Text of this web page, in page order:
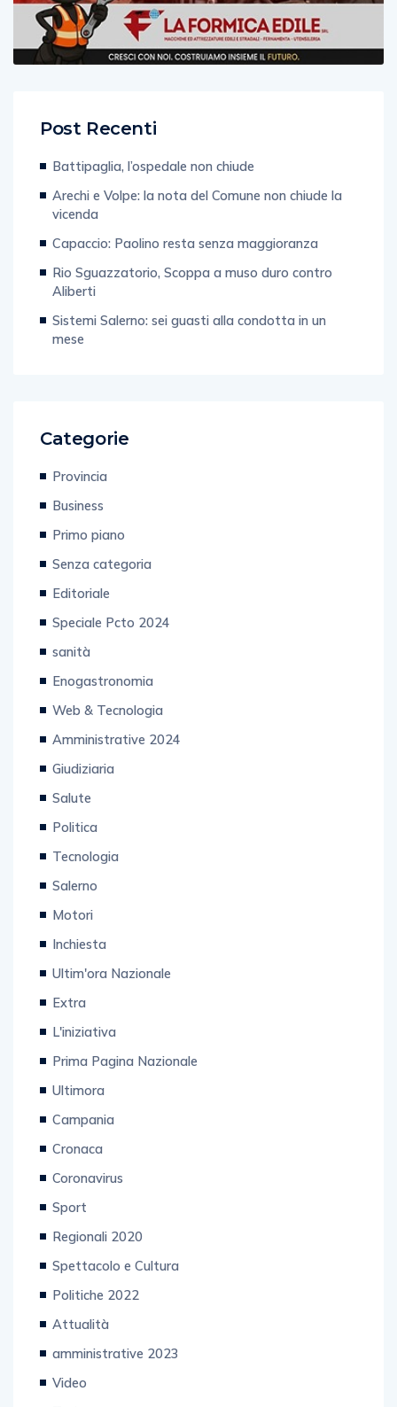
Post Recenti
Battipaglia, l’ospedale non chiude
Arechi e Volpe: la nota del Comune non chiude la
vicenda
Capaccio: Paolino resta senza maggioranza
Rio Sguazzatorio, Scoppa a muso duro contro
Aliberti
Sistemi Salerno: sei guasti alla condotta in un
mese
Categorie
Provincia
Business
Primo piano
Senza categoria
Editoriale
Speciale Pcto 2024
sanità
Enogastronomia
Web & Tecnologia
Amministrative 2024
Giudiziaria
Salute
Politica
Tecnologia
Salerno
Motori
Inchiesta
Ultim'ora Nazionale
Extra
L'iniziativa
Prima Pagina Nazionale
Ultimora
Campania
Cronaca
Coronavirus
Sport
Regionali 2020
Spettacolo e Cultura
Politiche 2022
Attualità
amministrative 2023
Video